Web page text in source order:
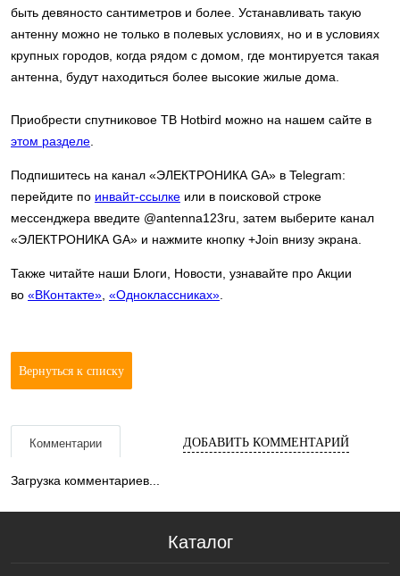
быть девяносто сантиметров и более. Устанавливать такую
антенну можно не только в полевых условиях, но и в условиях
крупных городов, когда рядом с домом, где монтируется такая
антенна, будут находиться более высокие жилые дома.
Приобрести спутниковое ТВ Hotbird можно на нашем сайте в
этом разделе
Подпишитесь на канал «ЭЛЕКТРОНИКА GA» в Telegram:
перейдите по инвайт-ссылке или в поисковой строке
мессенджера введите @antenna123ru, затем выберите канал
«ЭЛЕКТРОНИКА GA» и нажмите кнопку +Join внизу экрана.
Также читайте наши Блоги, Новости, узнавайте про Акции
во «ВКонтакте» «Одноклассниках»
Вернуться к списку
Комментарии ДОБАВИТЬ КОММЕНТАРИЙ
Загрузка комментариев...
Каталог